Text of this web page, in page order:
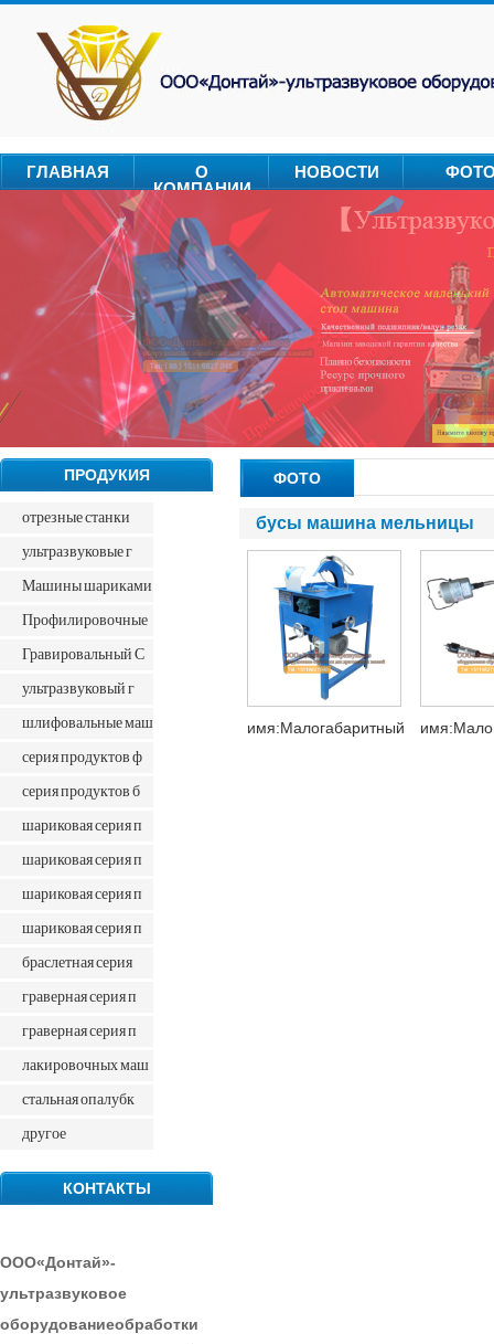
ГЛАВНАЯ
О
КОМПАНИИ
НОВОСТИ
ПРОДУКИЯ
отрезные станки
ультразвуковые г
Машины шариками
Профилировочные
Гравировальный С
ультразвуковый г
шлифовальные маш
серия продуктов ф
серия продуктов б
шариковая серия п
шариковая серия п
шариковая серия п
шариковая серия п
браслетная серия
граверная серия п
граверная серия п
лакировочных маш
стальная опалубк
другое
КОНТАКТЫ
ООО«Донтай»-
ультразвуковое
оборудованиеобработки
ФОТО
бусы машина мельницы
имя:Малогабаритный